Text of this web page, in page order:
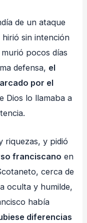
de un ataque
sin intención
pocos días
defensa, el
por el
Dios lo llamaba a
riquezas, y pidió
franciscano en
cerca de
oculta y humilde,
había
diferencias